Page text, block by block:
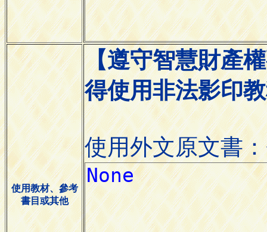
使用教材、參考
書目或其他
【遵守智慧財產
得使用非法影印
使用外文原文書